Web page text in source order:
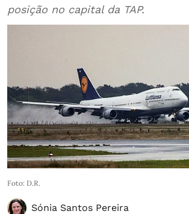
posição no capital da TAP.
Foto: D.R.
Sónia Santos Pereira